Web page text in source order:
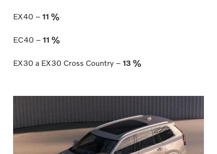
EX40 – 11 %
EC40 – 11 %
EX30 a EX30 Cross Country – 13 %